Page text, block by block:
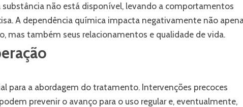
não está disponível, levando a comportamentos
A dependência química impacta negativamente não
mas também seus relacionamentos e qualidade de vida.
para a abordagem do tratamento. Intervenções precoces
prevenir o avanço para o uso regular e, eventualmente,